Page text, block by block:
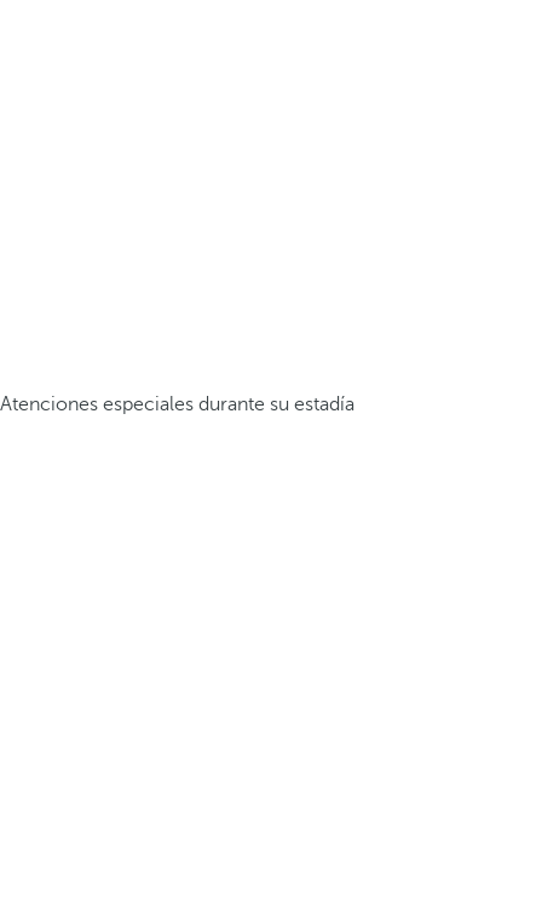
Atenciones especiales durante su estadía